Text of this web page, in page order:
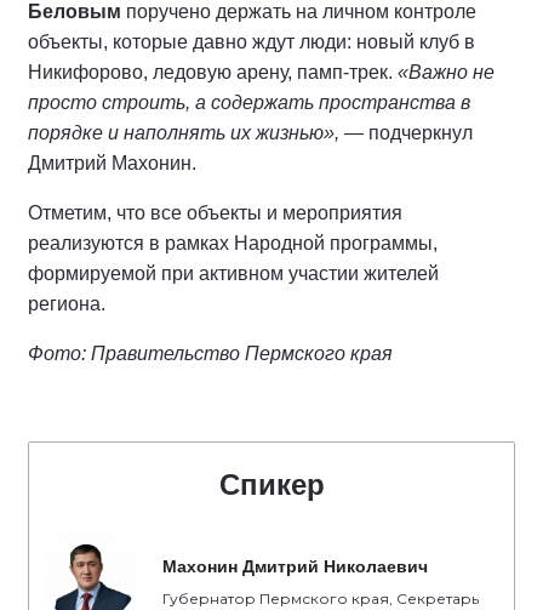
Беловым поручено держать на личном контроле
объекты, которые давно ждут люди: новый клуб в
Никифорово, ледовую арену, памп-трек. «Важно не
просто строить, а содержать пространства в
порядке и наполнять их жизнью», — подчеркнул
Дмитрий Махонин.
Отметим, что все объекты и мероприятия
реализуются в рамках Народной программы,
формируемой при активном участии жителей
региона.
Фото: Правительство Пермского края
Спикер
Махонин Дмитрий Николаевич
Губернатор Пермского края, Секретарь